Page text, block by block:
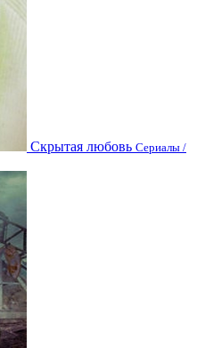
Скрытая любовь Сериалы /